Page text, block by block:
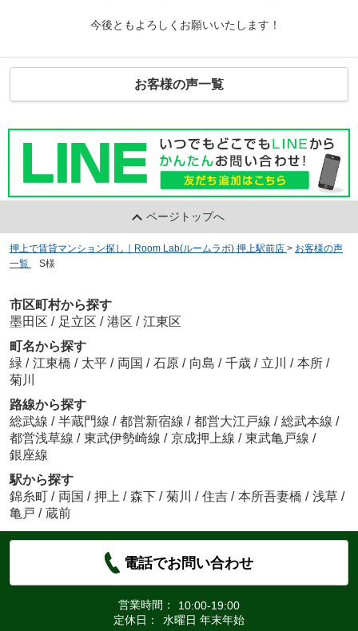
今後ともよろしくお願いいたします！
お客様の声一覧
ページトップへ
押上で賃貸マンション探し｜Room Lab(ルームラボ) 押上駅前店 > お客様の声
一覧
S様
市区町村から探す
墨田区 / 足立区 / 港区 / 江東区
町名から探す
緑 / 江東橋 / 太平 / 両国 / 石原 / 向島 / 千歳 / 立川 / 本所 /
菊川
路線から探す
総武線 / 半蔵門線 / 都営新宿線 / 都営大江戸線 / 総武本線 /
都営浅草線 / 東武伊勢崎線 / 京成押上線 / 東武亀戸線 /
銀座線
駅から探す
錦糸町 / 両国 / 押上 / 森下 / 菊川 / 住吉 / 本所吾妻橋 / 浅草 /
亀戸 / 蔵前
電話でお問い合わせ
営業時間：
10:00-19:00
定休日：
水曜日 年末年始